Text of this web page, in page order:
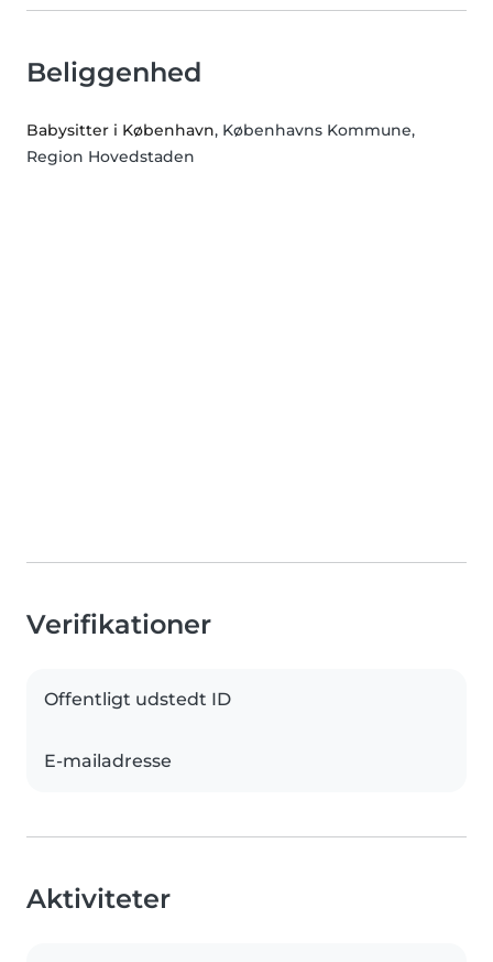
Beliggenhed
Babysitter i København, Københavns Kommune,
Region Hovedstaden
Verifikationer
Offentligt udstedt ID
E-mailadresse
Aktiviteter